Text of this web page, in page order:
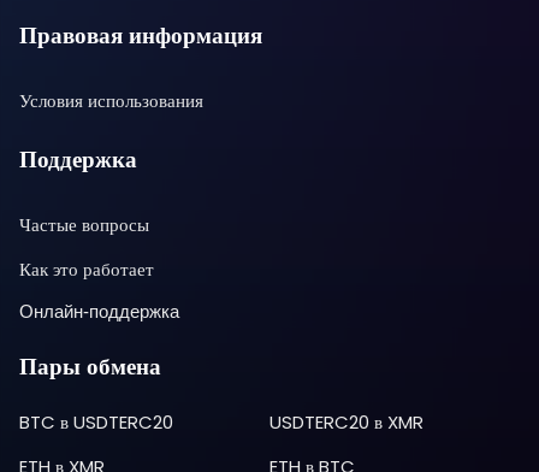
Правовая информация
Условия использования
Поддержка
Частые вопросы
Как это работает
Онлайн-поддержка
Пары обмена
BTC вUSDTERC20 USDTERC20 в XMR
ETH в XMR ETH вBTC